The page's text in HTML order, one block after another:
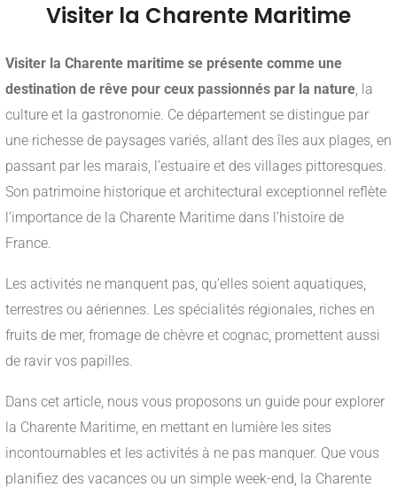
Visiter la Charente Maritime
Visiter la Charente maritime se présente comme une
destination de rêve pour ceux passionnés par la nature, la
culture et la gastronomie. Ce département se distingue par
une richesse de paysages variés, allant des îles aux plages, en
passant par les marais, l’estuaire et des villages pittoresques.
Son patrimoine historique et architectural exceptionnel reflète
l’importance de la Charente Maritime dans l’histoire de
France.
Les activités ne manquent pas, qu’elles soient aquatiques,
terrestres ou aériennes. Les spécialités régionales, riches en
fruits de mer, fromage de chèvre et cognac, promettent aussi
de ravir vos papilles.
Dans cet article, nous vous proposons un guide pour explorer
la Charente Maritime, en mettant en lumière les sites
incontournables et les activités à ne pas manquer. Que vous
planifiez des vacances ou un simple week-end, la Charente